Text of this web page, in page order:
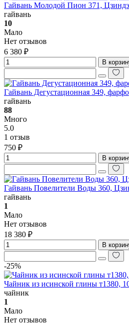
Гайвань Молодой Пион 371,
гайвань
10
Мало
Нет отзывов
6 380 ₽
В
Гайвань Дегустационная 349,
гайвань
88
Много
5.0
1 отзыв
750 ₽
В
Гайвань Повелители Воды 360,
гайвань
1
Мало
Нет отзывов
18 380 ₽
В
-25%
Чайник из исинской глины т1380,
чайник
1
Мало
Нет отзывов